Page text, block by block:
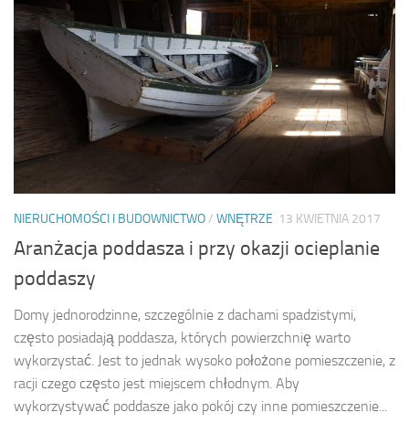
NIERUCHOMOŚCI I BUDOWNICTWO/ WNĘTRZE 13 KWIETNIA 2017
Aranżacja poddasza i przy okazji ocieplanie
poddaszy
Domy jednorodzinne, szczególnie z dachami spadzistymi,
często posiadają poddasza, których powierzchnię warto
wykorzystać. Jest to jednak wysoko położone pomieszczenie, z
racji czego często jest miejscem chłodnym. Aby
wykorzystywać poddasze jako pokój czy inne pomieszczenie...